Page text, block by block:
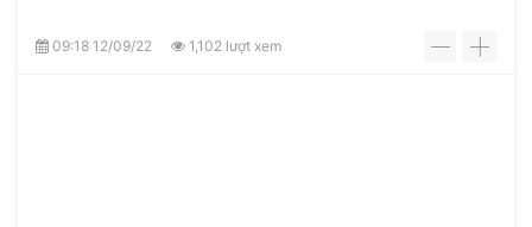
09:18 12/09/22 1,102 lượt xem - +